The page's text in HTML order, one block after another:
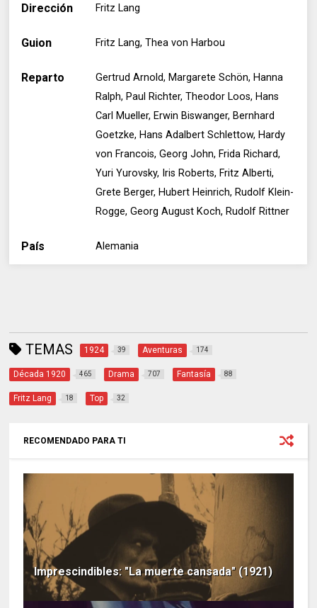
Dirección Fritz Lang
Guion Fritz Lang, Thea von Harbou
Reparto
Gertrud Arnold, Margarete Schön, Hanna
Ralph, Paul Richter, Theodor Loos, Hans
Carl Mueller, Erwin Biswanger, Bernhard
Goetzke, Hans Adalbert Schlettow, Hardy
von Francois, Georg John, Frida Richard,
Yuri Yurovsky, Iris Roberts, Fritz Alberti,
Grete Berger, Hubert Heinrich, Rudolf Klein-
Rogge, Georg August Koch, Rudolf Rittner
País Alemania
TEMAS 1924 39 Aventuras 174
Década 1920 465 Drama 707 Fantasía 88
Fritz Lang 18 Top 32
RECOMENDADO PARA TI
Imprescindibles: "La muerte cansada" (1921)